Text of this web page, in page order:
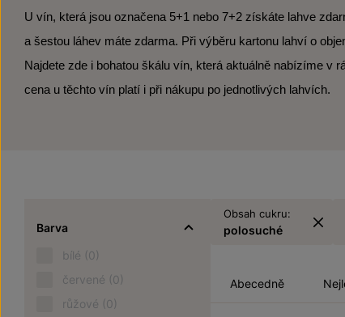
U vín, která jsou označena 5+1 nebo 7+2 získáte lahve
a šestou láhev máte zdarma. Při výběru kartonu lahví o
Najdete zde i bohatou škálu vín, která aktuálně nabízíme
cena u těchto vín platí i při nákupu po jednotlivých lahvích.
Barva
bílé (0)
červené (0)
růžové (0)
Obsah cukru:
polosuché
Abecedně